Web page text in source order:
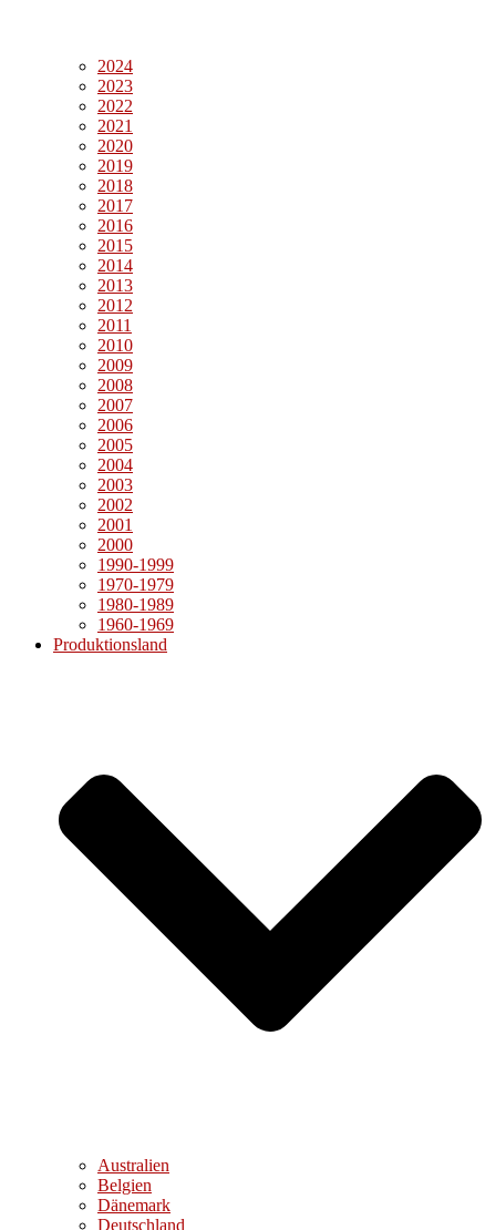
2024
2023
2022
2021
2020
2019
2018
2017
2016
2015
2014
2013
2012
2011
2010
2009
2008
2007
2006
2005
2004
2003
2002
2001
2000
1990-1999
1970-1979
1980-1989
1960-1969
Produktionsland
Australien
Belgien
Dänemark
Deutschland